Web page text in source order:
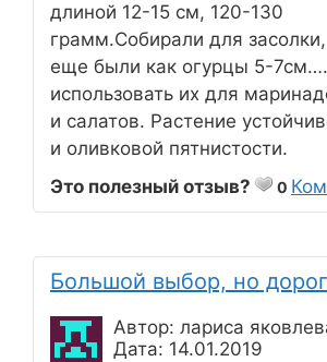
длиной 12-15 см, 120-130
грамм.Собирали для
еще были как огурцы 5-
использовать их для
и салатов. Растение
и оливковой пятнистости.
Это полезный отзыв?
0
Большой выбор, но
Автор: лариса
Дата: 14.01.2019